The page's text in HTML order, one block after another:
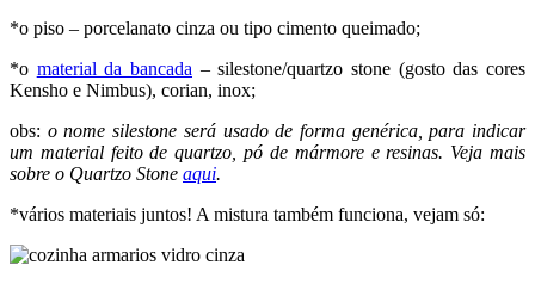
*o piso – porcelanato cinza ou tipo cimento queimado;
*o material da bancada – silestone/quartzo stone (gosto das cores
Kensho e Nimbus), corian, inox;
obs: o nome silestone será usado de forma genérica, para indicar
um material feito de quartzo, pó de mármore e resinas. Veja mais
sobre o Quartzo Stone aqui.
*vários materiais juntos! A mistura também funciona, vejam só: